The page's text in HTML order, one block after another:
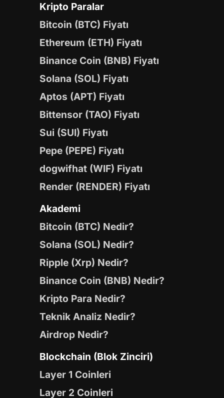
Kripto Paralar
Bitcoin (BTC) Fiyatı
Ethereum (ETH) Fiyatı
Binance Coin (BNB) Fiyatı
Solana (SOL) Fiyatı
Aptos (APT) Fiyatı
Bittensor (TAO) Fiyatı
Sui (SUI) Fiyatı
Pepe (PEPE) Fiyatı
dogwifhat (WIF) Fiyatı
Render (RENDER) Fiyatı
Akademi
Bitcoin (BTC) Nedir?
Solana (SOL) Nedir?
Ripple (Xrp) Nedir?
Binance Coin (BNB) Nedir?
Kripto Para Nedir?
Teknik Analiz Nedir?
Airdrop Nedir?
Blockchain (Blok Zinciri)
Layer 1 Coinleri
Layer 2 Coinleri